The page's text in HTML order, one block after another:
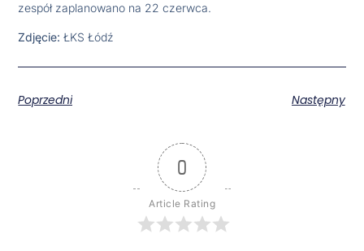
zespół zaplanowano na 22 czerwca.
Zdjęcie: ŁKS Łódź
Poprzedni Następny
0
Article Rating